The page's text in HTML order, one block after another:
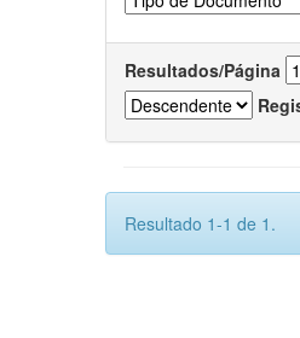
Resultados/Página
Resultado 1-1 de 1.